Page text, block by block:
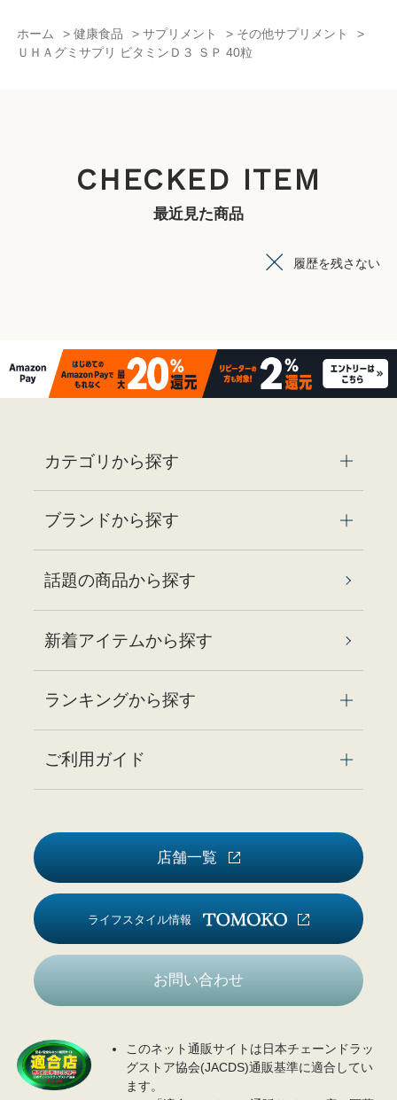
ホーム >健康食品 >サプリメント > その他サプリメント
>
ＵＨＡグミサプリ ビタミンＤ３ ＳＰ 40粒
CHECKED ITEM
最近見た商品
履歴を残さない
カテゴリから探す
ブランドから探す
話題の商品から探す
新着アイテムから探す
ランキングから探す
ご利用ガイド
店舗一覧
ライフスタイル情報
お問い合わせ
このネット通販サイトは日本チェーンドラッ
グストア協会(JACDS)通販基準に適合してい
ます。